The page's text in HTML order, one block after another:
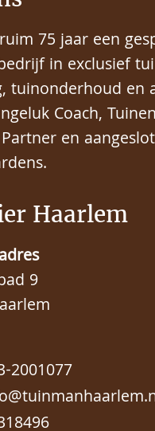
Haarlem
9
2001077
75 jaar een
in exclusief
tuinonderhoud en
Coach,
en